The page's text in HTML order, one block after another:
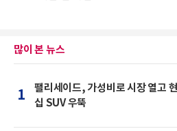
많이 본 뉴스
1
팰리세이드, 가성비로 시장 열고
십 SUV 우뚝